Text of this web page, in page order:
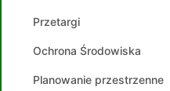
Przetargi
Ochrona Środowiska
Planowanie przestrzenne